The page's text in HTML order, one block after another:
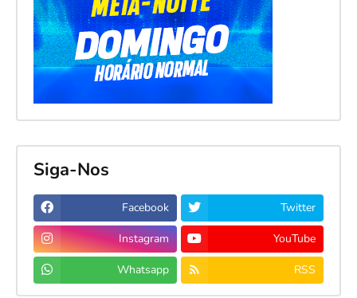
Siga-Nos
Facebook Twitter
Instagram YouTube
Whatsapp RSS